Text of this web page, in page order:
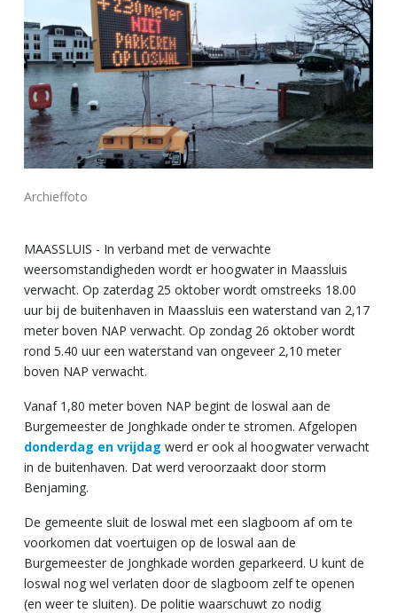
Archieffoto
MAASSLUIS - In verband met de verwachte
weersomstandigheden wordt er hoogwater in Maassluis
verwacht. Op zaterdag 25 oktober wordt omstreeks 18.00
uur bij de buitenhaven in Maassluis een waterstand van 2,17
meter boven NAP verwacht. Op zondag 26 oktober wordt
rond 5.40 uur een waterstand van ongeveer 2,10 meter
boven NAP verwacht.
Vanaf 1,80 meter boven NAP begint de loswal aan de
Burgemeester de Jonghkade onder te stromen. Afgelopen
donderdag en vrijdag werd er ook al hoogwater verwacht
in de buitenhaven. Dat werd veroorzaakt door storm
Benjaming.
De gemeente sluit de loswal met een slagboom af om te
voorkomen dat voertuigen op de loswal aan de
Burgemeester de Jonghkade worden geparkeerd. U kunt de
loswal nog wel verlaten door de slagboom zelf te openen
(en weer te sluiten). De politie waarschuwt zo nodig